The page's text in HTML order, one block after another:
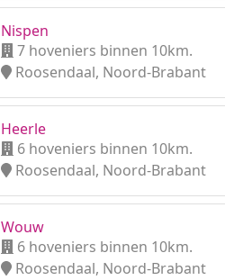
Nispen
7 hoveniers binnen 10km.
Roosendaal, Noord-Brabant
Heerle
6 hoveniers binnen 10km.
Roosendaal, Noord-Brabant
Wouw
6 hoveniers binnen 10km.
Roosendaal, Noord-Brabant